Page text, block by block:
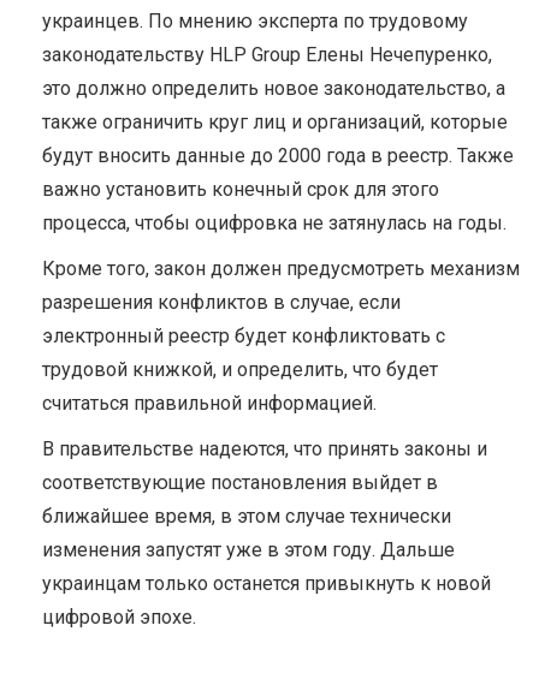
украинцев. По мнению эксперта по трудовому
законодательству HLP Group Елены Нечепуренко,
это должно определить новое законодательство, а
также ограничить круг лиц и организаций, которые
будут вносить данные до 2000 года в реестр. Также
важно установить конечный срок для этого
процесса, чтобы оцифровка не затянулась на годы.
Кроме того, закон должен предусмотреть механизм
разрешения конфликтов в случае, если
электронный реестр будет конфликтовать с
трудовой книжкой, и определить, что будет
считаться правильной информацией.
В правительстве надеются, что принять законы и
соответствующие постановления выйдет в
ближайшее время, в этом случае технически
изменения запустят уже в этом году. Дальше
украинцам только останется привыкнуть к новой
цифровой эпохе.